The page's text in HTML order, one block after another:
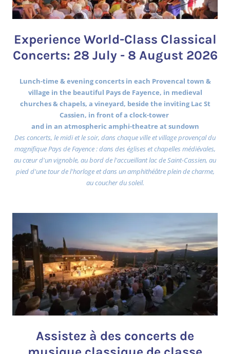
Experience World-Class Classical
Concerts: 28 July - 8 August 2026
Lunch-time & evening concerts in each Provencal town &
village in the beautiful Pays de Fayence, in medieval
churches & chapels, a vineyard, beside the inviting Lac St
Cassien, in front of a clock-tower
and in an atmospheric amphi-theatre at sundown
Des concerts, le midi et le soir, dans chaque ville et village provençal du
magnifique Pays de Fayence : dans des églises et chapelles médiévales,
au cœur d'un vignoble, au bord de l'accueillant lac de Saint-Cassien, au
pied d'une tour de l'horloge et dans un amphithéâtre plein de charme,
au coucher du soleil.
Assistez à des concerts de